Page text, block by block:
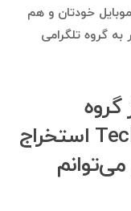
خودتان و هم
به گروه تلگرامی
گروه
Technical Question Answer استخراج